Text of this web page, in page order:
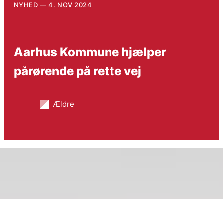
NYHED 4. NOV 2024
Aarhus Kommune hjælper
pårørende på rette vej
Ældre